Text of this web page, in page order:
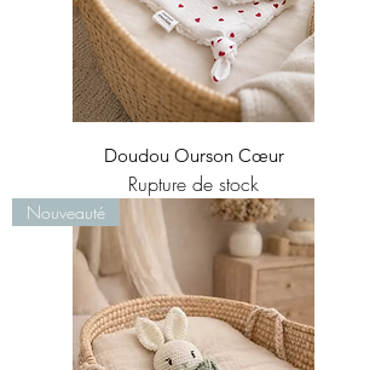
Doudou Ourson Cœur
Rupture de stock
Nouveauté